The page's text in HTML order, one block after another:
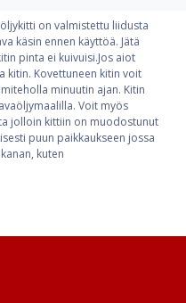
on valmistettu liidusta
käsin ennen käyttöä. Jätä
pinta ei kuivuisi.Jos aiot
kitin. Kovettuneen kitin voit
minuutin ajan. Kitin
Voit myös
jolloin kittiin on muodostunut
puun paikkaukseen jossa
kuten